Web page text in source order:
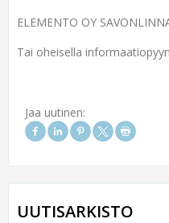
ELEMENTO OY
Tai oheisella
Jaa uutinen:
UUTISARKISTO